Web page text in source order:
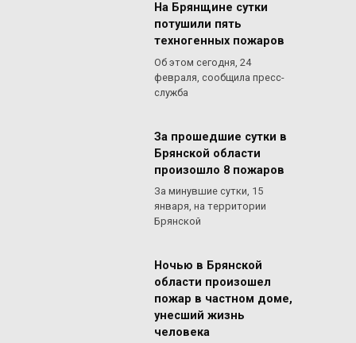
На Брянщине сутки
потушили пять
техногенных пожаров
Об этом сегодня, 24
февраля, сообщила пресс-
служба
За прошедшие сутки в
Брянской области
произошло 8 пожаров
За минувшие сутки, 15
января, на территории
Брянской
Ночью в Брянской
области произошел
пожар в частном доме,
унесший жизнь
человека